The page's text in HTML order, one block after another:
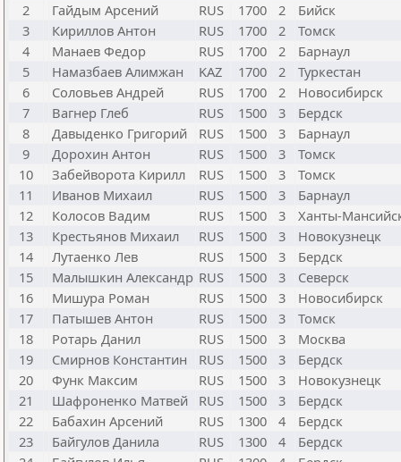
2
Гайдым Арсений RUS 1700 2
Бийск
3
Кириллов Антон RUS 1700 2
Томск
4
Манаев Федор RUS 1700 2
Барнаул
5
Намазбаев Алимжан KAZ 1700 2
Туркестан
6
Соловьев Андрей RUS 1700 2
Новосибирск
7
Вагнер Глеб RUS 1500 3
Бердск
8
Давыденко Григорий RUS 1500 3
Барнаул
9
Дорохин Антон RUS 1500 3
Томск
10
Забейворота Кирилл RUS 1500 3
Томск
11
Иванов Михаил RUS 1500 3
Барнаул
12
Колосов Вадим RUS 1500 3
Ханты-
13
Крестьянов Михаил RUS 1500 3
Новокузнецк
14
Лутаенко Лев RUS 1500 3
Бердск
15
Малышкин Александр RUS 1500 3
Северск
16
Мишура Роман RUS 1500 3
Новосибирск
17
Патышев Антон RUS 1500 3
Томск
18
Ротарь Данил RUS 1500 3
Москва
19
Смирнов Константин RUS 1500 3
Бердск
20
Функ Максим RUS 1500 3
Новокузнецк
21
Шафроненко Матвей RUS 1500 3
Бердск
22
Бабахин Арсений RUS 1300 4
Бердск
23
Байгулов Данила RUS 1300 4
Бердск